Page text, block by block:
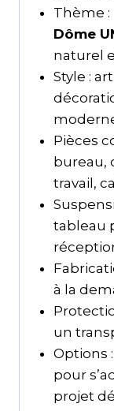
Thème :
Dôme
naturel
Style :
Pièces
bureau,
travail,
tableau
à la
un
Options
pour
projet